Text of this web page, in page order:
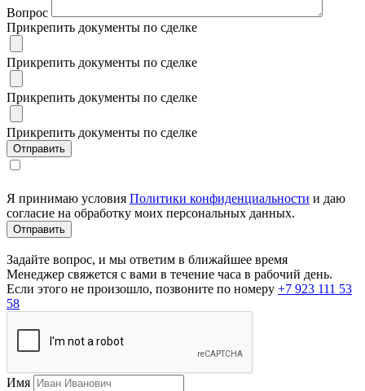
Вопрос
Прикрепить документы по сделке
Прикрепить документы по сделке
Прикрепить документы по сделке
Прикрепить документы по сделке
Я принимаю условия Политики конфиденциальности и даю
согласие на обработку моих персональных данных.
Задайте вопрос, и мы ответим в ближайшее время
Менеджер свяжется с вами в течение часа в рабочий день.
Если этого не произошло, позвоните по номеру +7 923 111 53
58
Имя